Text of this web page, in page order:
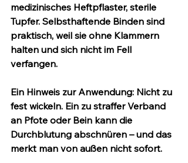
medizinisches Heftpflaster, sterile
Tupfer. Selbsthaftende Binden sind
praktisch, weil sie ohne Klammern
halten und sich nicht im Fell
verfangen.
Ein Hinweis zur Anwendung: Nicht zu
fest wickeln. Ein zu straffer Verband
an Pfote oder Bein kann die
Durchblutung abschnüren – und das
merkt man von außen nicht sofort.